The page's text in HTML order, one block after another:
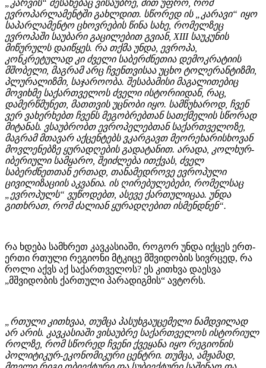
„კარვის“ შესახებაც ვისაუბრე, მით უფრო, რომ
ევროპარლამენტში გახლდით. სწორედ ის „კარავი“ იყო
საპარლამენტო ცხოვრების წინა სახე, რომელზეც
ევროპაში საუბარი გაცილებით გვიან, XIII საუკუნის
მიწურულს დაიწყეს. რა თქმა უნდა, ევროპა,
კონკრეტულად კი ძველი საბერძნეთია დემოკრატიის
მშობელი, მაგრამ არც ჩვენთვისაა უცხო ტოლერანტიზმი,
პლურალიზმი, საჯაროობა. შესაბამისი მაგალითებიც
მოვიხმე საქართველოს ძველი ისტორიიდან, რაც,
დამერწმუნეთ, მათთვის უცნობი იყო. სამწუხაროდ, ჩვენ
ვერ ვახერხებთ ჩვენს მეგობრებთან სათქმელის სწორად
მიტანას. ვსაუბრობთ ევროპელებთან საქართველოზე,
მაგრამ მთავარ აქცენტებს ვკარგავთ მეორეხარისხოვან
მოვლენებზე ყურადღების გადატანით. არადა, კოლხურ-
იბერიული სამყარო, შეიძლება ითქვას, ძველ
საბერძნეთთან ერთად, თანამედროვე ევროპული
ცივილიზაციის აკვანია. ის ღირებულებები, რომელსაც
„ევროპულს“ ვუწოდებთ, ასევე ქართულიცაა. უნდა
გითხრათ, რომ ძალიან ყურადღებით ისმენდნენ“.
რა ხდება სამხრეთ კავკასიაში, როგორ უნდა იქცეს ერთ-
ერთი რთული რეგიონი მტკიცე მშვიდობის სივრცედ, რა
როლი აქვს აქ საქართველოს? ეს კითხვა დაესვა
„მშვიდობის ქართული პარადიგმის“ ავტორს.
„რთული კითხვაა, თუმცა პასუხგაუცემელი ნამდვილად
არ არის. კავკასიაში ვისაუბრე საქართველოს ისტორიულ
როლზე, რომ სწორედ ჩვენი ქვეყანა იყო რეგიონის
პოლიტიკურ-ეკონომიკური ცენტრი. თუმცა, ამჟამად,